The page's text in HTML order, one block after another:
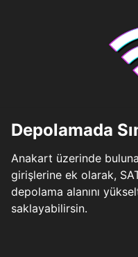
Depolamada
Anakart üzerinde
girişlerine ek olarak,
depolama alanını
saklayabilirsin.